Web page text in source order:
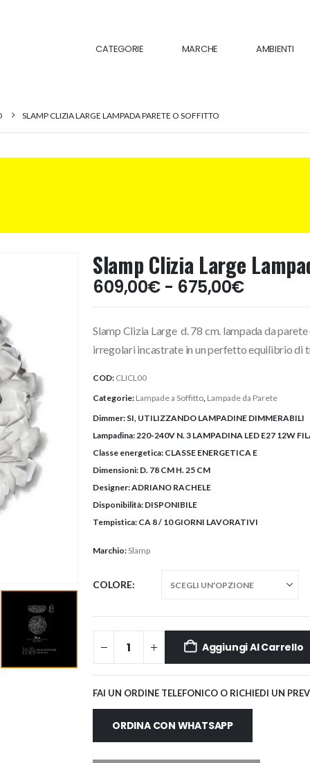
CATEGORIE MARCHE AMBIENTI
SLAMP CLIZIA LARGE LAMPADA PARETE O SOFFITTO
Slamp Clizia Large
609,00€ - 675,00€Fascia
di
da
Slamp Clizia Large d. 78 cm. lampada da
irregolari incastrate in un perfetto equilibrio di
COD: CLICL00
Categorie: Lampade a Soffitto Lampade da Parete
Dimmer: SI, UTILIZZANDO LAMPADINE DIMMERABILI
Lampadina: 220-240V N. 3 LAMPADINA LED E27 12W
Classe energetica: CLASSE ENERGETICA E
Dimensioni: D. 78 CM H. 25 CM
Designer:ADRIANO RACHELE
Disponibilità: DISPONIBILE
Tempistica: CA 8 / 10 GIORNI LAVORATIVI
Marchio:Slamp
COLORE
Aggiungi Al Carrello
FAI UN ORDINE TELEFONICO O RICHIEDI UN
ORDINA CON WHATSAPP